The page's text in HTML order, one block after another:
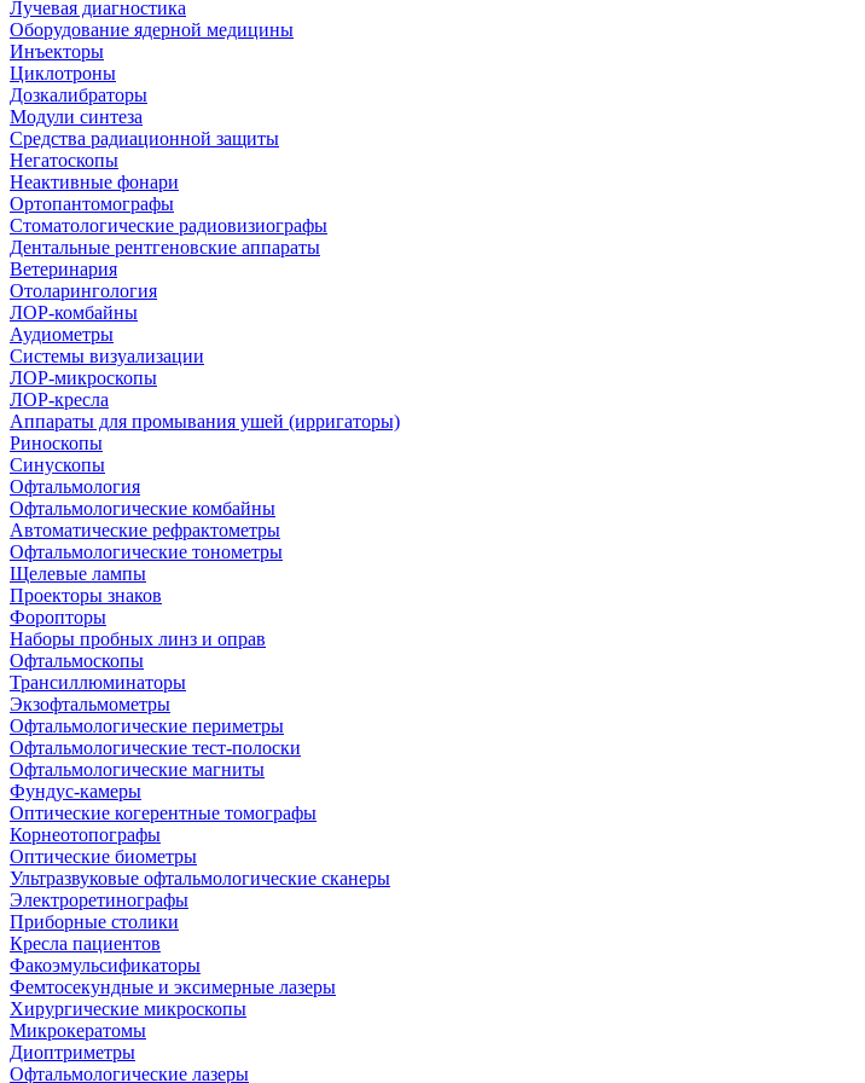
Лучевая диагностика
Оборудование ядерной медицины
Инъекторы
Циклотроны
Дозкалибраторы
Модули синтеза
Средства радиационной защиты
Негатоскопы
Неактивные фонари
Ортопантомографы
Стоматологические радиовизиографы
Дентальные рентгеновские аппараты
Ветеринария
Отоларингология
ЛОР-комбайны
Аудиометры
Системы визуализации
ЛОР-микроскопы
ЛОР-кресла
Аппараты для промывания ушей (ирригаторы)
Риноскопы
Синускопы
Офтальмология
Офтальмологические комбайны
Автоматические рефрактометры
Офтальмологические тонометры
Щелевые лампы
Проекторы знаков
Форопторы
Наборы пробных линз и оправ
Офтальмоскопы
Трансиллюминаторы
Экзофтальмометры
Офтальмологические периметры
Офтальмологические тест-полоски
Офтальмологические магниты
Фундус-камеры
Оптические когерентные томографы
Корнеотопографы
Оптические биометры
Ультразвуковые офтальмологические сканеры
Электроретинографы
Приборные столики
Кресла пациентов
Факоэмульсификаторы
Фемтосекундные и эксимерные лазеры
Хирургические микроскопы
Микрокератомы
Диоптриметры
Офтальмологические лазеры